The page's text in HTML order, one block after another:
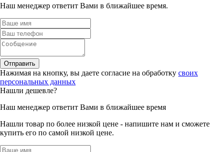
Наш менеджер ответит Вами в ближайшее время.
Отправить
Нажимая на кнопку, вы даете согласие на обработку своих
персональных данных
Нашли дешевле?
Наш менеджер ответит Вами в ближайшее время
Нашли товар по более низкой цене - напишите нам и сможете
купить его по самой низкой цене.